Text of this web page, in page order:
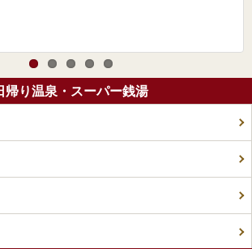
帰り温泉・スーパー銭湯